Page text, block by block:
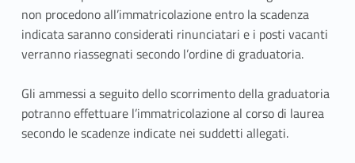
–
I
m
m
non procedono all’immatricolazione entro la scadenza
indicatasaranno considerati rinunciatari e i posti vacanti
verranno riassegnati secondo l’ordine di graduatoria.
Gli ammessi a seguito dello scorrimento della graduatoria
potranno effettuare l’immatricolazione al corso di laurea
secondo le scadenze indicate nei suddetti allegati.